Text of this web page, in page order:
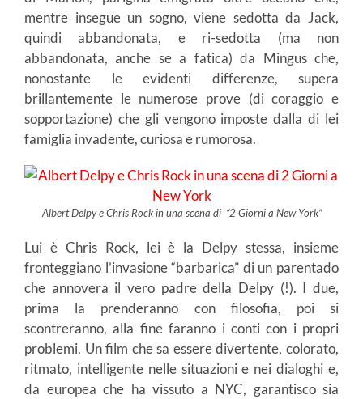
mentre insegue un sogno, viene sedotta da Jack,
quindi abbandonata, e ri-sedotta (ma non
abbandonata, anche se a fatica) da Mingus che,
nonostante le evidenti differenze, supera
brillantemente le numerose prove (di coraggio e
sopportazione) che gli vengono imposte dalla di lei
famiglia invadente, curiosa e rumorosa.
Albert Delpy e Chris Rock in una scena di “2 Giorni a New York”
Lui è Chris Rock, lei è la Delpy stessa, insieme
fronteggiano l’invasione “barbarica” di un parentado
che annovera il vero padre della Delpy (!). I due,
prima la prenderanno con filosofia, poi si
scontreranno, alla fine faranno i conti con i propri
problemi. Un film che sa essere divertente, colorato,
ritmato, intelligente nelle situazioni e nei dialoghi e,
da europea che ha vissuto a NYC, garantisco sia